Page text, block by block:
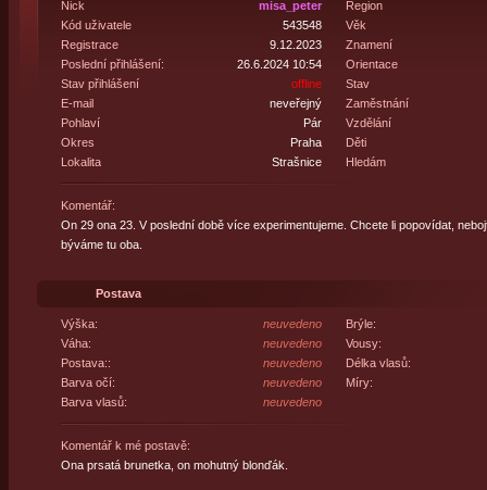
Nick
misa_peter
Kód uživatele
543548
Registrace
9.12.2023
Poslední přihlášení:
26.6.2024 10:54
Stav přihlášení
offline
E-mail
neveřejný
Pohlaví
Pár
Okres
Praha
Lokalita
Strašnice
Region
Věk
Znamení
Orientace
Stav
Zaměstnání
Vzdělání
Děti
Hledám
Komentář:
On 29 ona 23. V poslední době více experimentujeme. Chcete li popovídat,
býváme tu oba.
Postava
Výška:
neuvedeno
Váha:
neuvedeno
Postava::
neuvedeno
Barva očí:
neuvedeno
Barva vlasů:
neuvedeno
Brýle:
Vousy:
Délka vlasů:
Míry:
Komentář k mé postavě:
Ona prsatá brunetka, on mohutný blonďák.